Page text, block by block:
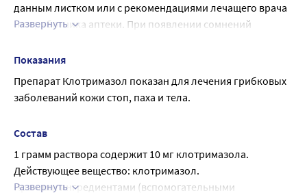
данным листком или с рекомендациями лечащего врача
или работника аптеки. При появлении сомнений
аптеки.
Раствор наносят тонким слоем 2-3 раза в день на
пораженные участки кожи и аккуратно втирают.
область применения размером с ладонь руки.
Путь и (или) способ введения
Наружно.
Пораженные участки кожи предварительно необходимо
Развернуть
Показания
Препарат Клотримазол показан для лечения грибковых
заболеваний кожи стоп, паха и тела.
Состав
1 грамм раствора содержит 10 мг клотримазола.
Действующее вещество: клотримазол.
Прочими ингредиентами (вспомогательными
Развернуть